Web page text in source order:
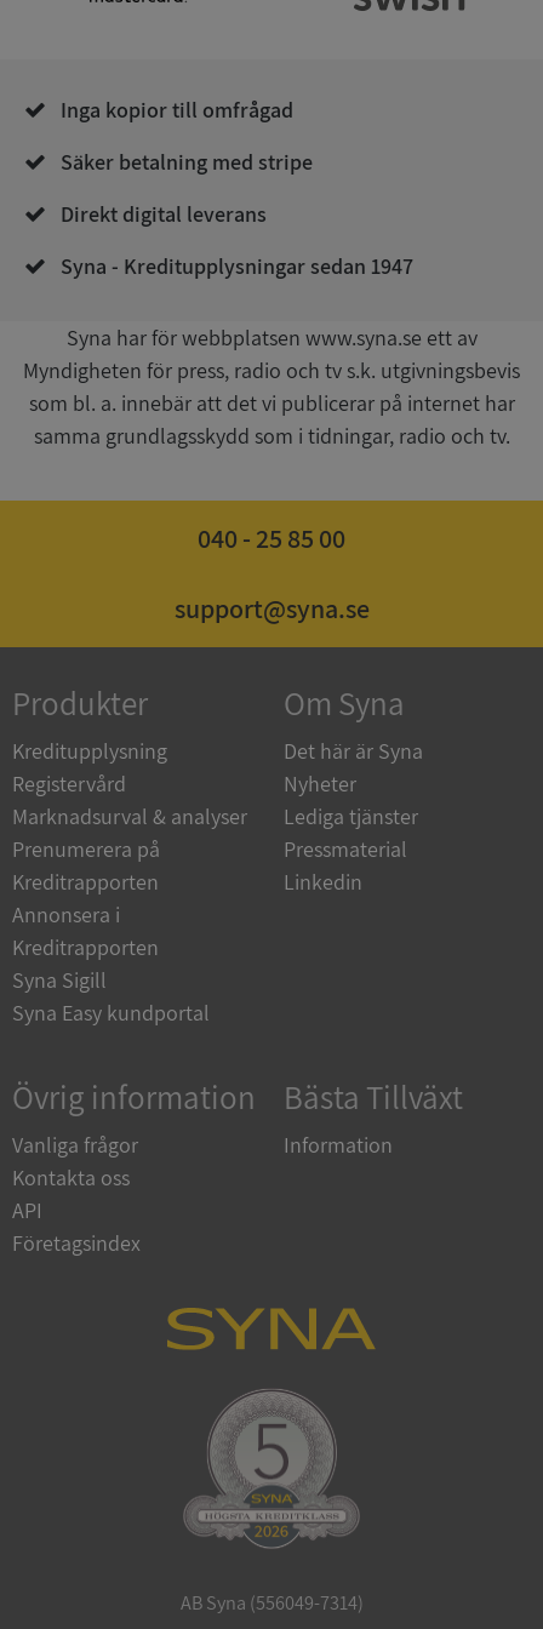
Inga kopior till omfrågad
Säker betalning med stripe
Direkt digital leverans
Syna - Kreditupplysningar sedan 1947
Syna har för webbplatsen www.syna.se ett av
Myndigheten för press, radio och tv s.k. utgivningsbevis
som bl. a. innebär att det vi publicerar på internet har
samma grundlagsskydd som i tidningar, radio och tv.
040 - 25 85 00
support@syna.se
Produkter
Kreditupplysning
Registervård
Marknadsurval & analyser
Prenumerera på
Kreditrapporten
Annonsera i
Kreditrapporten
Syna Sigill
Syna Easy kundportal
Om Syna
Det här är Syna
Nyheter
Lediga tjänster
Pressmaterial
Linkedin
Övrig information
Vanliga frågor
Kontakta oss
API
Företagsindex
Bästa Tillväxt
Information
AB Syna (556049-7314)
VISITOR_PRIVACY_METADATA
YouTube
.youtube.com
5 månader
4 veckor
Corporation
ARRAffinity
Microsoft
Corporation
.syna.se
__RequestVerificationToken
CookieScriptConsent
CookieScript
.syna.se
Google LLC
www.google.com
ASP.NET_SessionId
Microsoft
Privacy Policy